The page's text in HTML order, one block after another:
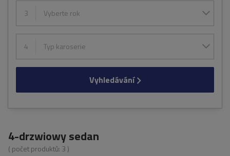
3 Vyberte rok
4 Typ karoserie
Vyhledávání
4-drzwiowy sedan
( počet produktů: 3 )